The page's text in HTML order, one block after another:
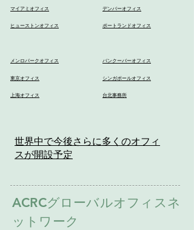
マイアミオフィス
ヒューストンオフィス
メンロパークオフィス
東京オフィス
上海オフィス
デンバーオフィス
ポートランドオフィス
バンクーバーオフィス
シンガポールオフィス
台北事務所
世界中で今後さらに多くのオフィ
スが開設予定
ACRCグローバルオフィスネ
ットワーク